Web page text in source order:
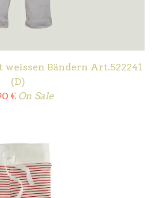
Bändern Art.522241
(D)
€ On Sale